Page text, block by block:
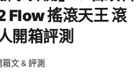
Flow 搖滾天王 滾
開箱評測
箱文 & 評測